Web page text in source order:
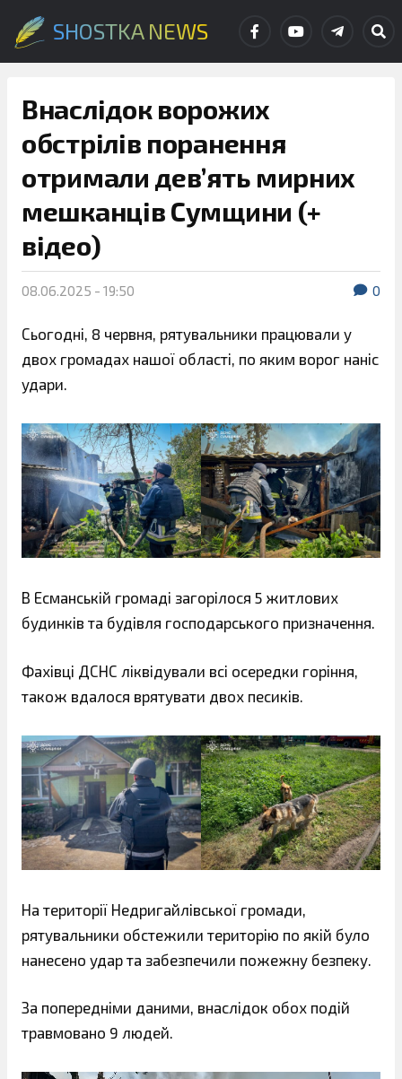
SHOSTKA NEWS
Внаслідок ворожих
обстрілів поранення
отримали дев’ять мирних
мешканців Сумщини (+
відео)
08.06.2025 - 19:50 0
Сьогодні, 8 червня, рятувальники працювали у
двох громадах нашої області, по яким ворог наніс
удари.
В Есманській громаді загорілося 5 житлових
будинків та будівля господарського призначення.
Фахівці ДСНС ліквідували всі осередки горіння,
також вдалося врятувати двох песиків.
На території Недригайлівської громади,
рятувальники обстежили територію по якій було
нанесено удар та забезпечили пожежну безпеку.
За попередніми даними, внаслідок обох подій
травмовано 9 людей.